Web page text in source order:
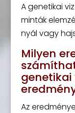
A genetikai
minták
nyál vagy
Milyen
Az